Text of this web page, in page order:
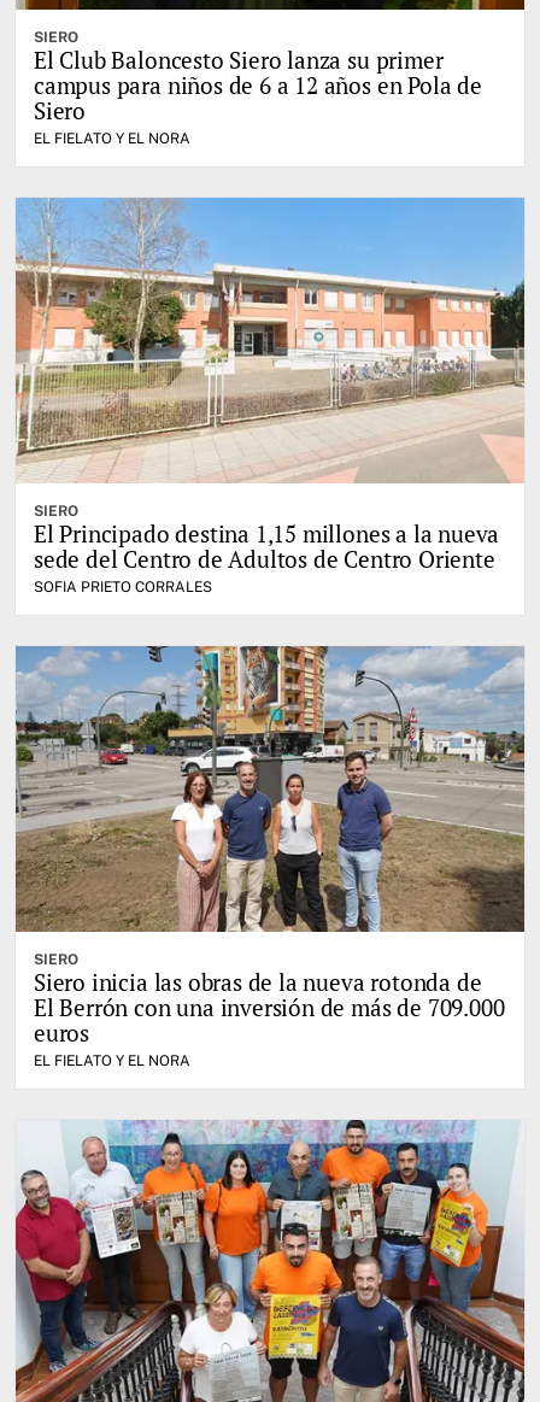
SIERO
El Club Baloncesto Siero lanza su primer
campus para niños de 6 a 12 años en Pola de
Siero
EL FIELATO Y EL NORA
SIERO
El Principado destina 1,15 millones a la nueva
sede del Centro de Adultos de Centro Oriente
SOFIA PRIETO CORRALES
SIERO
Siero inicia las obras de la nueva rotonda de
El Berrón con una inversión de más de 709.000
euros
EL FIELATO Y EL NORA